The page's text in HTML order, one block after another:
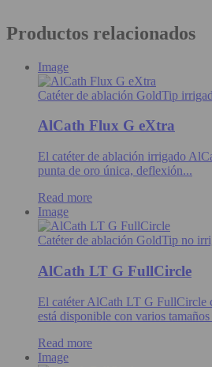
Productos relacionados
Image
Catéter de ablación GoldTip
AlCath Flux G eXtra
El catéter de ablación irrigado
punta de oro única, deflexión...
Read more
Image
Catéter de ablación GoldTip no
AlCath LT G FullCircle
El catéter AlCath LT G FullCircle
está disponible con varios tamaños
Read more
Image